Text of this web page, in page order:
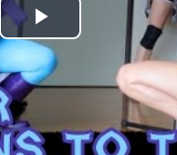
Play
Video